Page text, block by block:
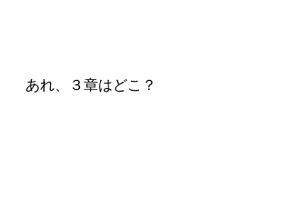
あれ、３章はどこ？